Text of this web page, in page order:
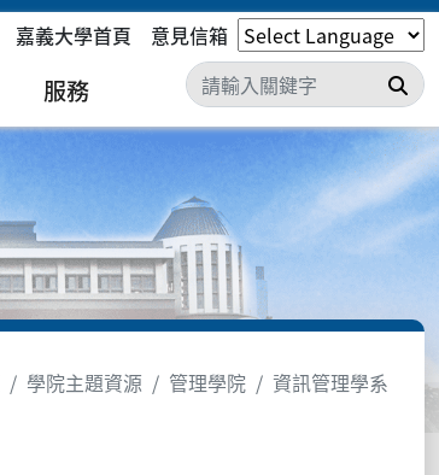
嘉義大學首頁 意見信箱
服務 搜
學院主題資源 管理學院 資訊管理學系